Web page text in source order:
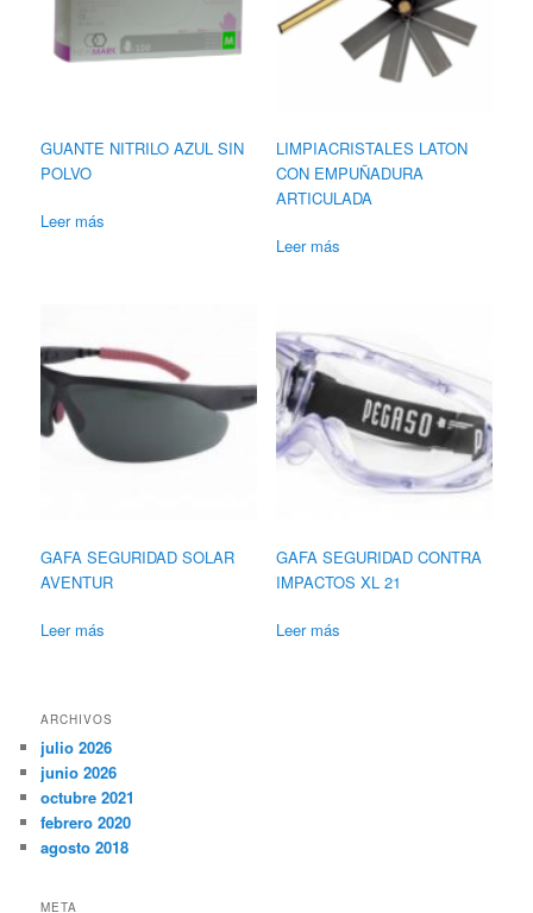
GUANTE NITRILO AZUL SIN
POLVO
Leer más
LIMPIACRISTALES LATON
CON EMPUÑADURA
ARTICULADA
Leer más
GAFA SEGURIDAD SOLAR
AVENTUR
Leer más
GAFA SEGURIDAD CONTRA
IMPACTOS XL 21
Leer más
ARCHIVOS
julio 2026
junio 2026
octubre 2021
febrero 2020
agosto 2018
META